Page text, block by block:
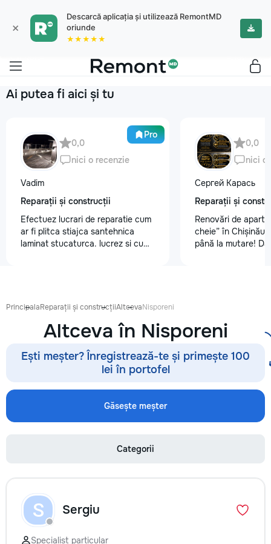
×
Descarcă aplicația și utilizează RemontMD
oriunde
★★★★★
Ai putea fi aici și tu
Pro
0,0
nici o recenzie
Vadim
Reparații și construcții
Efectuez lucrari de reparatie cum
ar fi plitca stiajca santehnica
laminat stucaturca. lucrez si cu
0,0
nici o
Сергей Карась
Reparații și
Renovări de
cheie” în Chișinău
până la mutare!
Garanție 1–2 ani
contract, fixăm
termenele
garanție reală
reducere Oferim
materialele de
finisaj prin
foto și video
lucrărilor.
fotografiem și
PrincipalaReparații și construcțiiAltcevaNisporeni
Altceva în Nisporeni
Ești meșter? Înregistrează-te și primește 100
lei în portofel
Găsește meșter
Categorii
S Sergiu
Specialist particular